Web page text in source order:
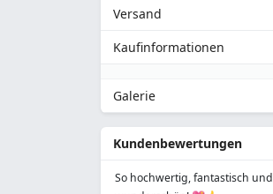
Versand
Kaufinformationen
Galerie
Kundenbewertungen
So hochwertig, fantastisch und